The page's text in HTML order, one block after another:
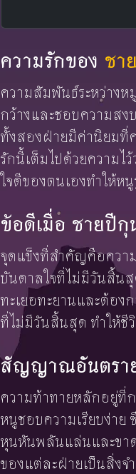
ความรักของ ชา
ความสัมพันธ์ระหว่าง
กว้างและชอบความสง
ทั้งสองฝ่ายมีค่านิยมที่
รักนี้เต็มไปด้วยความไ
ใจดีของตนเองทำให้
ข้อดีเมื่อ ชายปี
จุดแข็งที่สำคัญคือควา
บันดาลใจที่ไม่มีวันสิ้น
ทะเยอทะยานและต้อง
ที่ไม่มีวันสิ้นสุด ทำให้ชี
สัญญาณอันตรา
ความท้าทายหลักอยู่ที่
หนูชอบความเรียบง่า
หุนหันพลันแล่นและขา
ของแต่ละฝ่ายเป็นสิ่งจ